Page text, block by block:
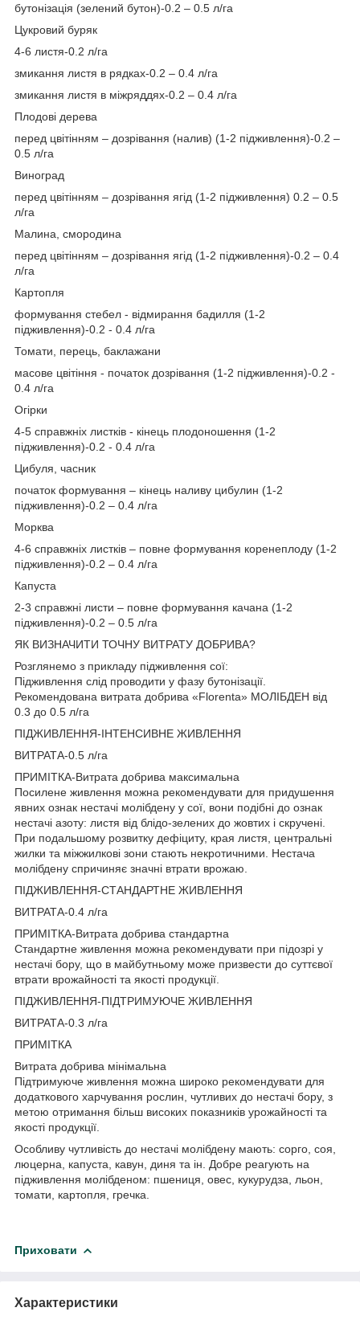
бутонізація (зелений бутон)-0.2 – 0.5 л/га
Цукровий буряк
4-6 листя-0.2 л/га
змикання листя в рядках-0.2 – 0.4 л/га
змикання листя в міжряддях-0.2 – 0.4 л/га
Плодові дерева
перед цвітінням – дозрівання (налив) (1-2 підживлення)-0.2 –
0.5 л/га
Виноград
перед цвітінням – дозрівання ягід (1-2 підживлення) 0.2 – 0.5
л/га
Малина, смородина
перед цвітінням – дозрівання ягід (1-2 підживлення)-0.2 – 0.4
л/га
Картопля
формування стебел - відмирання бадилля (1-2
підживлення)-0.2 - 0.4 л/га
Томати, перець, баклажани
масове цвітіння - початок дозрівання (1-2 підживлення)-0.2 -
0.4 л/га
Огірки
4-5 справжніх листків - кінець плодоношення (1-2
підживлення)-0.2 - 0.4 л/га
Цибуля, часник
початок формування – кінець наливу цибулин (1-2
підживлення)-0.2 – 0.4 л/га
Морква
4-6 справжніх листків – повне формування коренеплоду (1-2
підживлення)-0.2 – 0.4 л/га
Капуста
2-3 справжні листи – повне формування качана (1-2
підживлення)-0.2 – 0.5 л/га
ЯК ВИЗНАЧИТИ ТОЧНУ ВИТРАТУ ДОБРИВА?
Розглянемо з прикладу підживлення сої:
Підживлення слід проводити у фазу бутонізації.
Рекомендована витрата добрива «Florenta» МОЛІБДЕН від
0.3 до 0.5 л/га
ПІДЖИВЛЕННЯ-ІНТЕНСИВНЕ ЖИВЛЕННЯ
ВИТРАТА-0.5 л/га
ПРИМІТКА-Витрата добрива максимальна
Посилене живлення можна рекомендувати для придушення
явних ознак нестачі молібдену у сої, вони подібні до ознак
нестачі азоту: листя від блідо-зелених до жовтих і скручені.
При подальшому розвитку дефіциту, края листя, центральні
жилки та міжжилкові зони стають некротичними. Нестача
молібдену спричиняє значні втрати врожаю.
ПІДЖИВЛЕННЯ-СТАНДАРТНЕ ЖИВЛЕННЯ
ВИТРАТА-0.4 л/га
ПРИМІТКА-Витрата добрива стандартна
Стандартне живлення можна рекомендувати при підозрі у
нестачі бору, що в майбутньому може призвести до суттєвої
втрати врожайності та якості продукції.
ПІДЖИВЛЕННЯ-ПІДТРИМУЮЧЕ ЖИВЛЕННЯ
ВИТРАТА-0.3 л/га
ПРИМІТКА
Витрата добрива мінімальна
Підтримуюче живлення можна широко рекомендувати для
додаткового харчування рослин, чутливих до нестачі бору, з
метою отримання більш високих показників урожайності та
якості продукції.
Особливу чутливість до нестачі молібдену мають: сорго, соя,
люцерна, капуста, кавун, диня та ін. Добре реагують на
підживлення молібденом: пшениця, овес, кукурудза, льон,
томати, картопля, гречка.
Приховати
Характеристики